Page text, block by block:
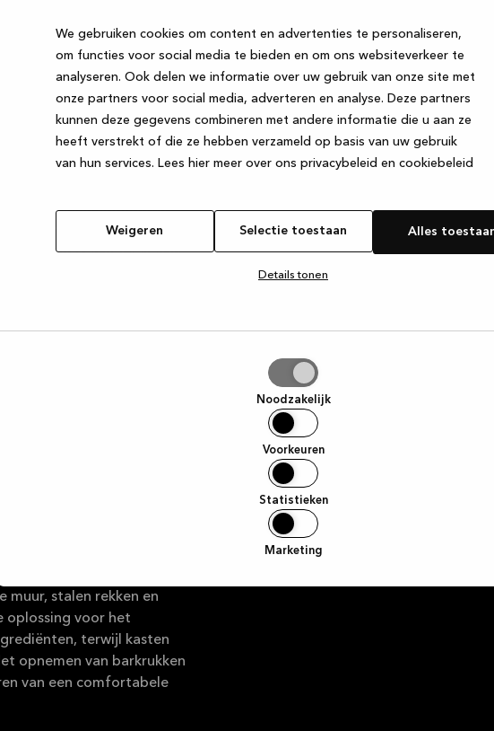
We gebruiken cookies om content en advertenties te personaliseren,
om functies voor social media te bieden en om ons websiteverkeer te
analyseren. Ook delen we informatie over uw gebruik van onze site met
onze partners voor social media, adverteren en analyse. Deze partners
kunnen deze gegevens combineren met andere informatie die u aan ze
heeft verstrekt of die ze hebben verzameld op basis van uw gebruik
van hun services. Lees hier meer over ons privacybeleid en cookiebeleid
Weigeren Selectie toestaan Alles
Details tonen
Noodzakelijk
Voorkeuren
Statistieken
Marketing
belangrijk om het
te vergemakkelijken.
voor
klassieke uitstraling
en kunnen vele jaren
van elk modern
apparaten zoals
als kleine apparaten
blenders. Apparaten
ze maken het leven in
van de keuken.
met een
zoals een wijnrek
voor een lade, een
voor een lade. Dit
op te bergen en
bevatten die men nodig
en kasten, maar ook
voor een
behoeften en stijl.
uit planken,
muur, stalen rekken en
oplossing voor het
terwijl kasten
opnemen van barkrukken
van een comfortabele